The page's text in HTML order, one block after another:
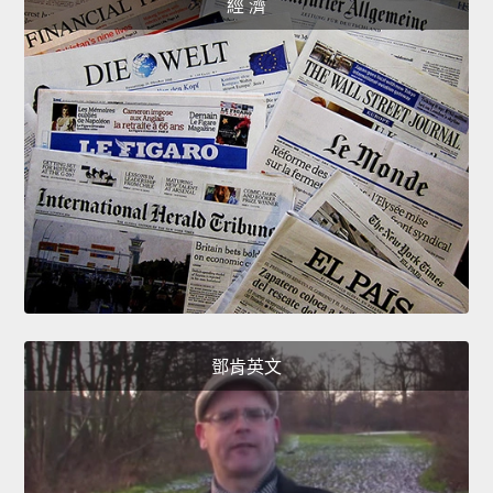
經 濟
鄧肯英文